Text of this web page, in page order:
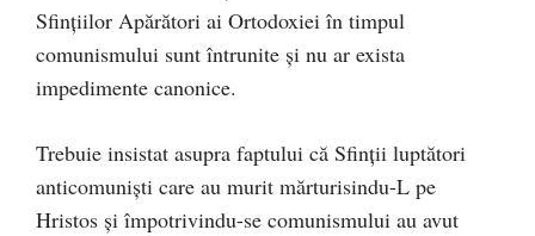
Sfințiilor Apărători ai Ortodoxiei în timpul
comunismului sunt întrunite și nu ar exista
impedimente canonice.
Trebuie insistat asupra faptului că Sfinții luptători
anticomuniști care au murit mărturisindu-L pe
Hristos și împotrivindu-se comunismului au avut